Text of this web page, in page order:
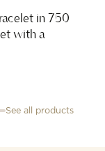
in 750
with a
See all products